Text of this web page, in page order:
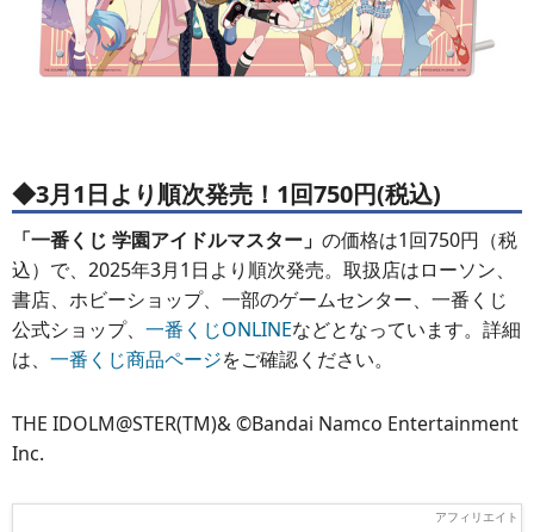
◆3月1日より順次発売！1回750円(税込)
「一番くじ 学園アイドルマスター」 の価格は1回750円（税
込）で、2025年3月1日より順次発売。取扱店はローソン、
書店、ホビーショップ、一部のゲームセンター、一番くじ
公式ショップ、 一番くじONLINEなどとなっています。詳細
は、 一番くじ商品ページをご確認ください。
THE IDOLM@STER(TM)& ©Bandai Namco Entertainment
Inc.